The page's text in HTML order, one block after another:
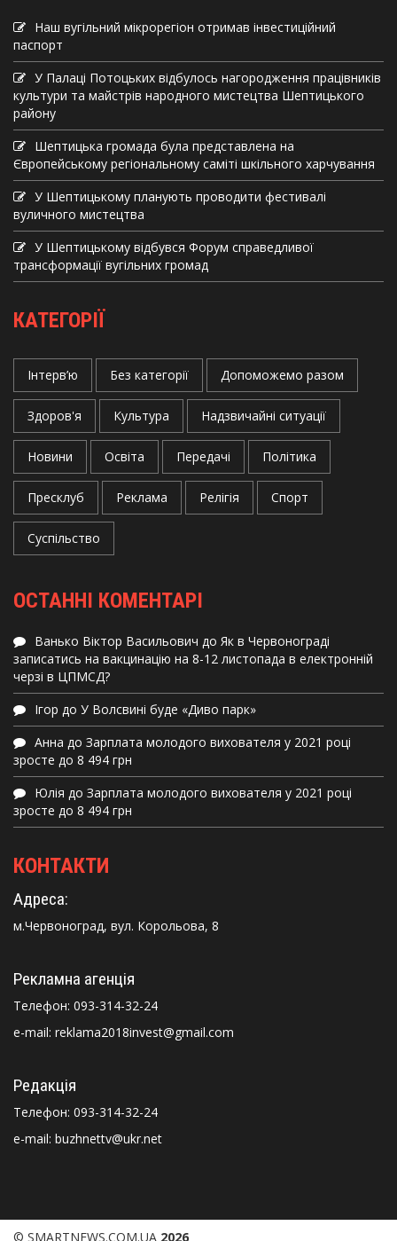
Наш вугільний мікрорегіон отримав інвеcтиційний
паспорт
У Палаці Потоцьких відбулось нагородження працівників
культури та майстрів народного мистецтва Шептицького
району
Шептицька громада була представлена на
Європейському регіональному саміті шкільного харчування
У Шептицькому планують проводити фестивалі
вуличного мистецтва
У Шептицькому відбувся Форум справедливої
трансформації вугільних громад
КАТЕГОРІЇ
Інтерв’ю Без категорії Допоможемо разом
Здоров'я Культура Надзвичайні ситуації
Новини Освіта Передачі Політика
Пресклуб Реклама Релігія Спорт
Суспільство
ОСТАННІ КОМЕНТАРІ
Ванько Віктор Васильович до Як в Червонограді
записатись на вакцинацію на 8-12 листопада в електронній
черзі в ЦПМСД?
Ігор до У Волсвині буде «Диво парк»
Анна до Зарплата молодого вихователя у 2021 році
зросте до 8 494 грн
Юлія до Зарплата молодого вихователя у 2021 році
зросте до 8 494 грн
КОНТАКТИ
Адреса:
м.Червоноград, вул. Корольова, 8
Рекламна агенція
Телефон: 093-314-32-24
e-mail: reklama2018invest@gmail.com
Редакція
Телефон: 093-314-32-24
e-mail: buzhnettv@ukr.net
© SMARTNEWS.COM.UA 2026